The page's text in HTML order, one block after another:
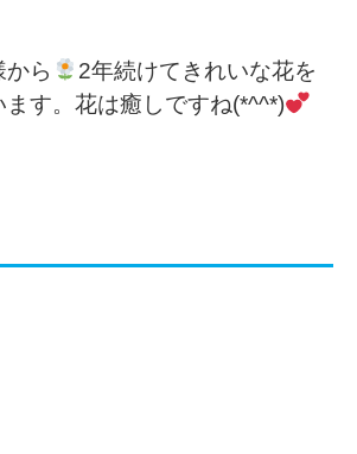
ら
2年続けてきれいな花を
ます。花は癒しですね(*^^*)